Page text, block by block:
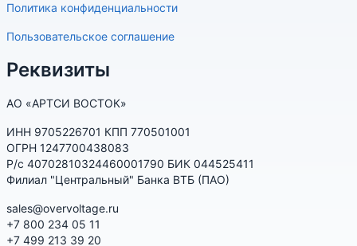
Политика конфиденциальности
Пользовательское соглашение
Реквизиты
АО «АРТСИ ВОСТОК»
ИНН 9705226701 КПП 770501001
ОГРН 1247700438083
Р/с 40702810324460001790 БИК 044525411
Филиал "Центральный" Банка ВТБ (ПАО)
sales@overvoltage.ru
+7 800 234 05 11
+7 499 213 39 20